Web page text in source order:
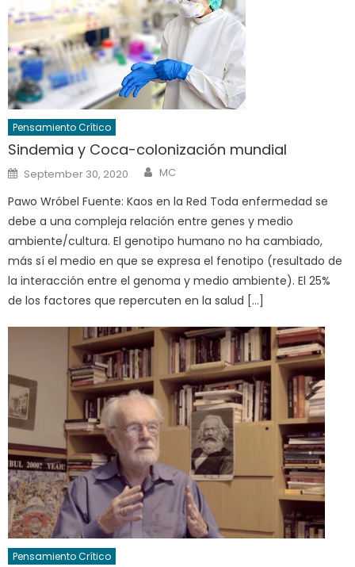
Pensamiento Crítico
Sindemia y Coca-colonización mundial
Posted
on
September 30, 2020 Author
MC
Pawo Wróbel Fuente: Kaos en la Red Toda enfermedad se
debe a una compleja relación entre genes y medio
ambiente/cultura. El genotipo humano no ha cambiado,
más sí el medio en que se expresa el fenotipo (resultado de
la interacción entre el genoma y medio ambiente). El 25%
de los factores que repercuten en la salud […]
Pensamiento Crítico